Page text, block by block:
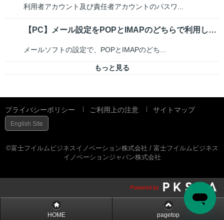
利用者アカウント及び責任者アカウントのパスワ...
【PC】メール設定をPOPとIMAPのどちらで利用しているか確認したい
メールソフトの設定で、POPとIMAPのどち...
もっと見る
プライバシーポリシー ご利用上の注意 サイトマップ
English Site
©富士フイルムビジネスイノベーション株式会社 / 富士フイルムビジネス
イノベーションジャパン株式会社
Powered by
HOME pagetop